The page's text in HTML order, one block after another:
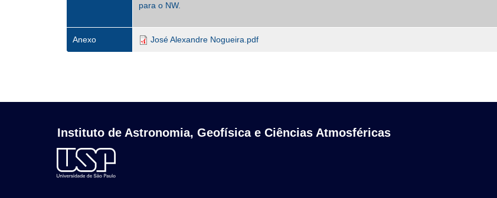
para o NW.
Anexo José Alexandre Nogueira.pdf
Instituto de Astronomia, Geofísica e Ciências Atmosféricas